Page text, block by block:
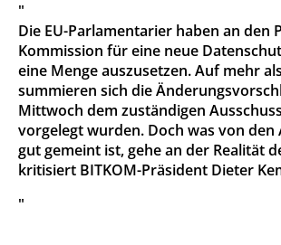
"
Die EU-Parlamentarier haben an den
Kommission für eine neue
eine Menge auszusetzen. Auf mehr
summieren sich die
Mittwoch dem zuständigen
vorgelegt wurden. Doch was von den
gut gemeint ist, gehe an der Realität
kritisiert BITKOM-Präsident Dieter
"